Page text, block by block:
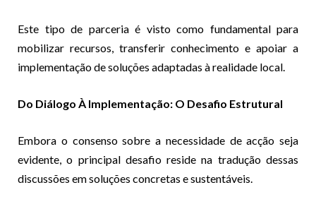
Este tipo de parceria é visto como fundamental para
mobilizar recursos, transferir conhecimento e apoiar a
implementação de soluções adaptadas à realidade local.
Do Diálogo À Implementação: O Desafio Estrutural
Embora o consenso sobre a necessidade de acção seja
evidente, o principal desafio reside na tradução dessas
discussões em soluções concretas e sustentáveis.